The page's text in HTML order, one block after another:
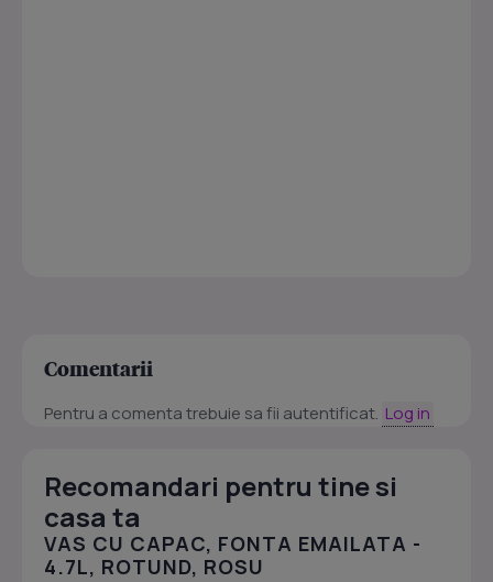
Comentarii
Pentru a comenta trebuie sa fii autentificat. Log in
Recomandari pentru tine si
casa ta
VAS CU CAPAC, FONTA EMAILATA -
4.7L, ROTUND, ROSU